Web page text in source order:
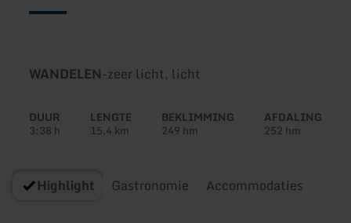
Soort
WANDELEN-Moeilijkheidsgraad:
zeer licht, licht
DUUR
3:38 h
LENGTE
15,4 km
BEKLIMMING
249 hm
AFDALING
252 hm
Highlight Gastronomie Accommodaties